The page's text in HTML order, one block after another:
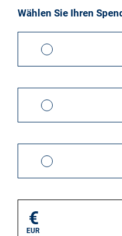
Wählen Sie Ihren
€
EUR